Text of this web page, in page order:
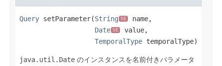
Query setParameter(String SE
name,
Date SE
value,
TemporalType temporalType)
java.util.Date のインスタンスを名前付きパラメータ